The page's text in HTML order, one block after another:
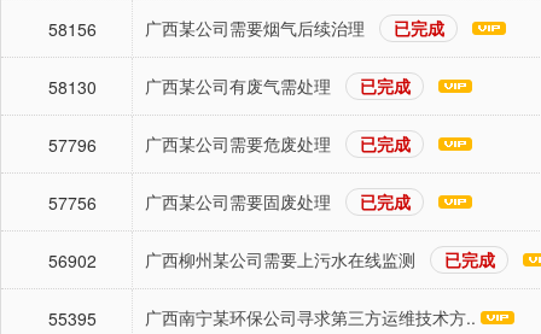
58156 广西某公司需要烟气后续治理 已完成
58130 广西某公司有废气需处理 已完成
57796 广西某公司需要危废处理 已完成
57756 广西某公司需要固废处理 已完成
56902 广西柳州某公司需要上污水在线监测 已完成
55395 广西南宁某环保公司寻求第三方运维技术方..